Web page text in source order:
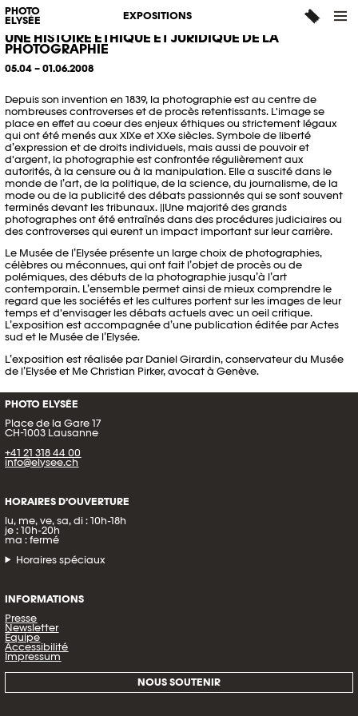
PHOTO
ELYSÉE
EXPOSITIONS
CONTROVERSES
UNE HISTOIRE ÉTHIQUE ET JURIDIQUE DE LA
PHOTOGRAPHIE
05.04 – 01.06.2008
Depuis son invention en 1839, la photographie est au centre de
nombreuses controverses et de procès retentissants. L'image se
place en effet au coeur des enjeux éthiques ou strictement légaux
qui ont été menés aux XIXe et XXe siècles. Symbole de liberté
d’expression et de droits individuels, mais aussi de pouvoir et
d'argent, la photographie est confrontée régulièrement aux
autorités, à la censure ou à la manipulation. Elle a suscité dans le
monde de l’art, de la politique, de la science, du journalisme, de la
mode ou de la publicité des débats passionnés qui se sont souvent
terminés devant les tribunaux. ||Une majorité des grands
photographes ont été entraînés dans des procédures judiciaires ou
des controverses qui eurent un impact important sur leur carrière.
Le Musée de l’Elysée présente un large choix de photographies,
célèbres ou méconnues, qui ont fait l’objet de procès ou de
polémiques, des débuts de la photographie jusqu’à l’art
contemporain. L’ensemble permet ainsi de mieux comprendre le
regard que les sociétés et les cultures portent sur les images de leur
temps et d'envisager les débats actuels avec un oeil critique.
L’exposition est accompagnée d’une publication éditée par Actes
sud et le Musée de l’Elysée.
L’exposition est réalisée par Daniel Girardin, conservateur du Musée
de l’Elysée et Me Christian Pirker, avocat à Genève.
PHOTO ELYSÉE
Place de la Gare 17
CH-1003 Lausanne
+41 21 318 44 00
info@elysee.ch
HORAIRES D’OUVERTURE
lu, me, ve, sa, di : 10h-18h
je : 10h-20h
ma : fermé
Horaires spéciaux
INFORMATIONS
Presse
Newsletter
Équipe
Accessibilité
Impressum
NOUS SOUTENIR